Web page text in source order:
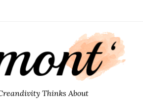
Thinks About